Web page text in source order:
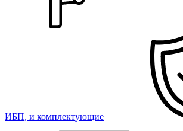
ИБП, и комплектующие